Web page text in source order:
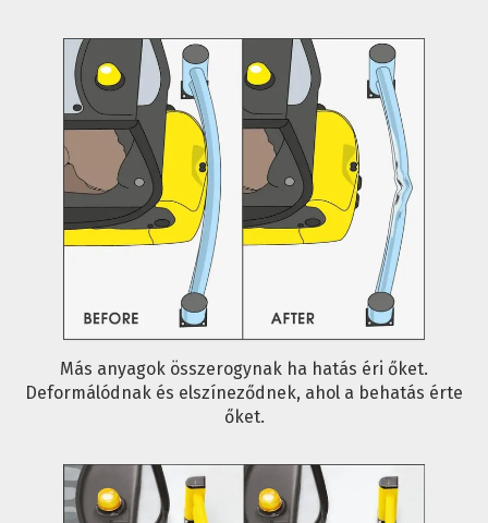
Más anyagok összerogynak ha hatás éri őket.
Deformálódnak és elszíneződnek, ahol a behatás érte
őket.